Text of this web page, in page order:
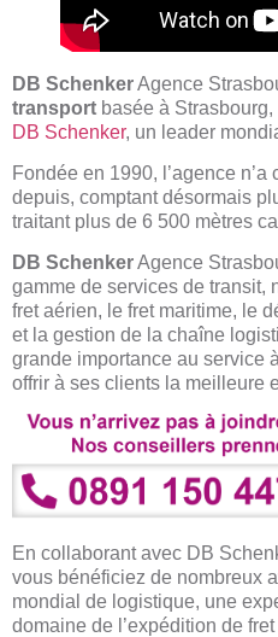
DB SchenkerAgence
transport basée à
DB Schenker, un leader
Fondée en 1990, l’agence
depuis, comptant désormais
traitant plus de 6 500 mètres
DB SchenkerAgence
gamme de services de transit,
fret aérien, le fret maritime, le
et la gestion de la chaîne
grande importance au service
offrir à ses clients la meilleure
En collaborant avec DB
vous bénéficiez de nombreux
mondial de logistique, une
domaine de l’expédition de